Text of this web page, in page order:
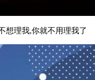
想理我,你就不用理我了